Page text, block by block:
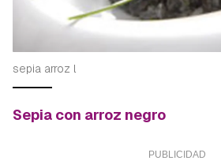
sepia arroz l
Sepia con arroz negro